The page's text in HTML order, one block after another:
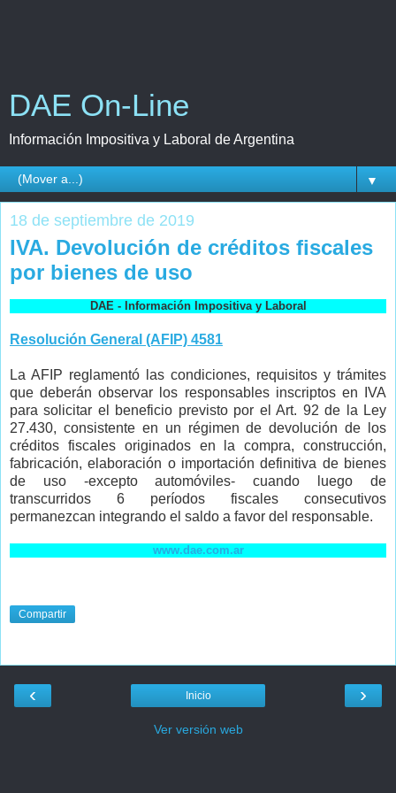
DAE On-Line
Información Impositiva y Laboral de Argentina
▼
18 de septiembre de 2019
IVA. Devolución de créditos fiscales
por bienes de uso
DAE - Información Impositiva y Laboral
Resolución General (AFIP) 4581
La AFIP reglamentó las condiciones, requisitos y trámites
que deberán observar los responsables inscriptos en IVA
para solicitar el beneficio previsto por el Art. 92 de la Ley
27.430, consistente en un régimen de devolución de los
créditos fiscales originados en la compra, construcción,
fabricación, elaboración o importación definitiva de bienes
de uso -excepto automóviles- cuando luego de
transcurridos 6 períodos fiscales consecutivos
permanezcan integrando el saldo a favor del responsable.
www.dae.com.ar
Compartir
‹ ›
Inicio
Ver versión web